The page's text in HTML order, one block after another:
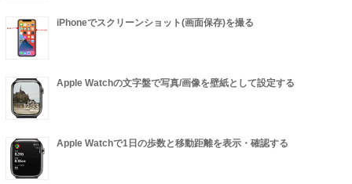
iPhoneでスクリーンショット(画面保存)を撮る
Apple Watchの文字盤で写真/画像を壁紙として設定する
Apple Watchで1日の歩数と移動距離を表示・確認する